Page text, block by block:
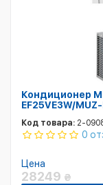
Кондиционер
EF25VE3W/
Код товара: 2-
0
Цена
28249 ₴